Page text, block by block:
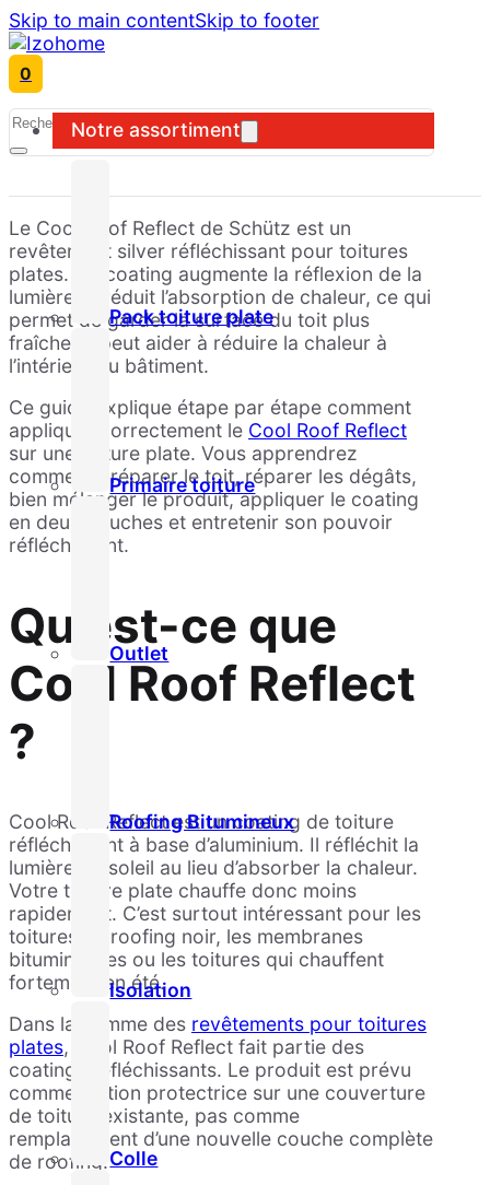
Skip to main contentSkip to footer
0
Notre assortiment
Pack toiture plate
Primaire toiture
Outlet
Roofing Bitumineux
Isolation
Colle
Search
Le Cool Roof Reflect de Schütz est un
revêtement silver réfléchissant pour toitures
plates. Ce coating augmente la réflexion de la
lumière et réduit l’absorption de chaleur, ce qui
permet de garder la surface du toit plus
fraîche et peut aider à réduire la chaleur à
l’intérieur du bâtiment.
Ce guide explique étape par étape comment
appliquer correctement le Cool Roof Reflect
sur une toiture plate. Vous apprendrez
comment préparer le toit, réparer les dégâts,
bien mélanger le produit, appliquer le coating
en deux couches et entretenir son pouvoir
réfléchissant.
Qu’est-ce que
Cool Roof Reflect
?
Cool Roof Reflect est un coating de toiture
réfléchissant à base d’aluminium. Il réfléchit la
lumière du soleil au lieu d’absorber la chaleur.
Votre toiture plate chauffe donc moins
rapidement. C’est surtout intéressant pour les
toitures en roofing noir, les membranes
bitumineuses ou les toitures qui chauffent
fortement en été.
Dans la gamme des revêtements pour toitures
plates, Cool Roof Reflect fait partie des
coatings réfléchissants. Le produit est prévu
comme finition protectrice sur une couverture
de toiture existante, pas comme
remplacement d’une nouvelle couche complète
de roofing.